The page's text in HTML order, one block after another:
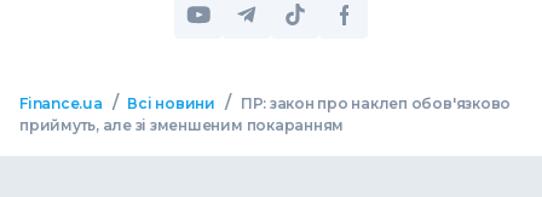
Finance.ua / Всі новини /
ПР: закон про наклеп обов'язково
приймуть, але зі зменшеним покаранням